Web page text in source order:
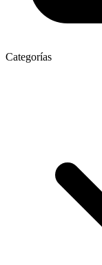
Categorías